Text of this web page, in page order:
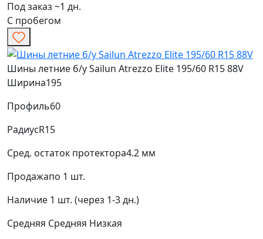
Под заказ ~1 дн.
С пробегом
Шины летние б/у Sailun Atrezzo Elite 195/60 R15 88V
Ширина195
Профиль60
РадиусR15
Сред. остаток протектора4.2 мм
Продажапо 1 шт.
Наличие 1 шт. (через 1-3 дн.)
Средняя Средняя Низкая